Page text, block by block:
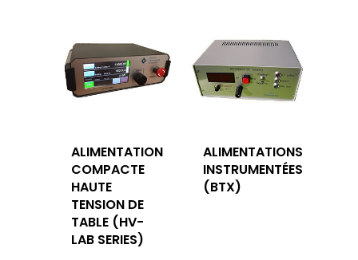
ALIMENTATION
COMPACTE
HAUTE
TENSION DE
TABLE (HV-
LAB SERIES)
ALIMENTATIONS
INSTRUMENTÉES
(BTX)